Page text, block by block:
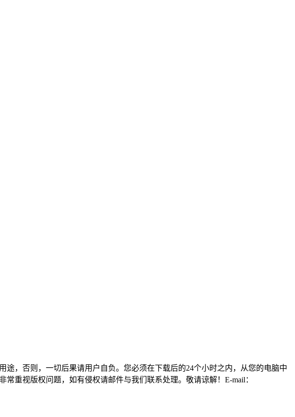
，否则，一切后果请用户自负。您必须在下载后的24个小时之内，从您的电脑中
重视版权问题，如有侵权请邮件与我们联系处理。敬请谅解！E-mail：